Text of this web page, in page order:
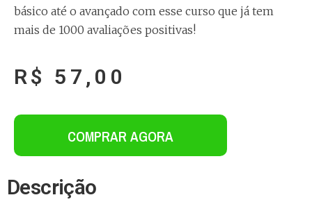
básico até o avançado com esse curso que já tem
mais de 1000 avaliações positivas!
R$ 57,00
COMPRAR AGORA
Descrição